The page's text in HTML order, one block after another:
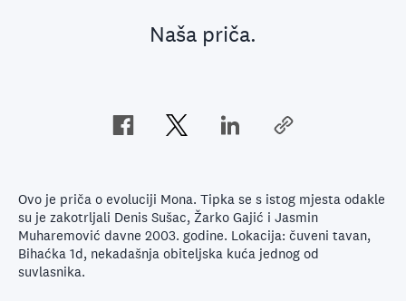
Naša priča.
Ovo je priča o evoluciji Mona. Tipka se s istog mjesta odakle
su je zakotrljali Denis Sušac, Žarko Gajić i Jasmin
Muharemović davne 2003. godine. Lokacija: čuveni tavan,
Bihaćka 1d, nekadašnja obiteljska kuća jednog od
suvlasnika.